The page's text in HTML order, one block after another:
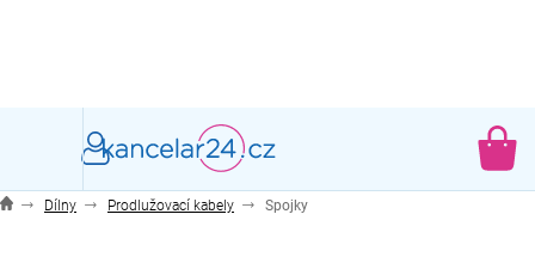
Dílny Prodlužovací kabely Spojky